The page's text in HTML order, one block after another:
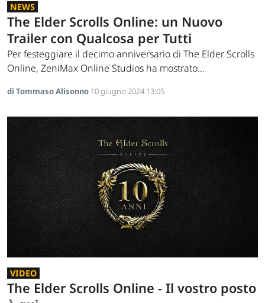
NEWS
The Elder Scrolls Online: un Nuovo
Trailer con Qualcosa per Tutti
Per festeggiare il decimo anniversario di The Elder Scrolls
Online, ZeniMax Online Studios ha mostrato...
di Tommaso Alisonno 10 giugno 2024 13:05
VIDEO
The Elder Scrolls Online - Il vostro posto